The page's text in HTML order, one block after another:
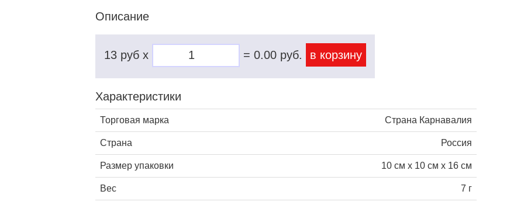
Описание
13 руб x = 0.00 руб. в корзину
Характеристики
Торговая марка Страна Карнавалия
Страна Россия
Размер упаковки 10 см х 10 см х 16 см
Вес 7 г